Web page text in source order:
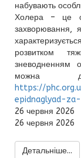
набувають
Холера – це
захворювання,
розвитком
зневодненням
можна
https://
epidnaglyad-
26 червня 2026
26 червня 2026
Детальніше...